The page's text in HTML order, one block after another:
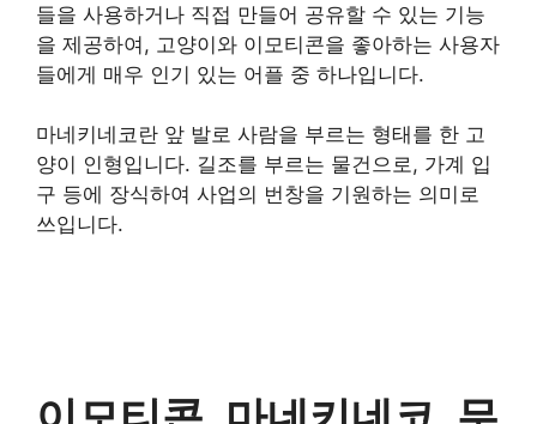
들을 사용하거나 직접 만들어 공유할 수 있는 기능
을 제공하여, 고양이와 이모티콘을 좋아하는 사용자
들에게 매우 인기 있는 어플 중 하나입니다.
마네키네코란 앞 발로 사람을 부르는 형태를 한 고
양이 인형입니다. 길조를 부르는 물건으로, 가계 입
구 등에 장식하여 사업의 번창을 기원하는 의미로
쓰입니다.